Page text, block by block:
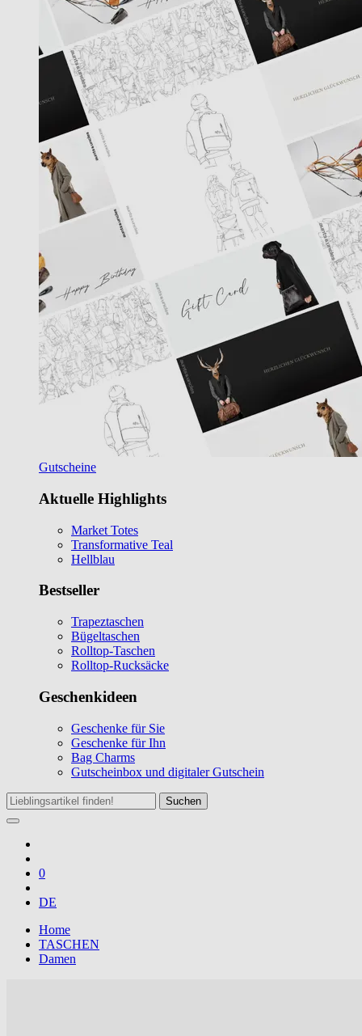
Gutscheine
Aktuelle Highlights
Market Totes
Transformative Teal
Hellblau
Bestseller
Trapeztaschen
Bügeltaschen
Rolltop-Taschen
Rolltop-Rucksäcke
Geschenkideen
Geschenke für Sie
Geschenke für Ihn
Bag Charms
Gutscheinbox und digitaler Gutschein
Suchen
0
DE
Home
TASCHEN
Damen